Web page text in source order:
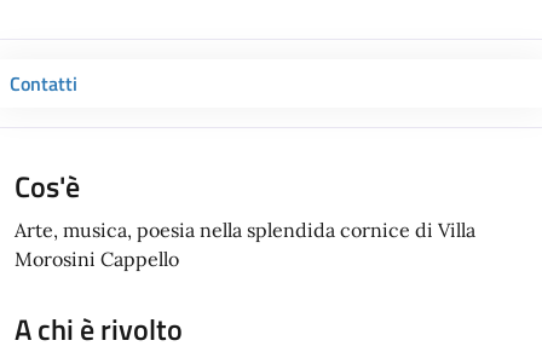
Contatti
Cos'è
Arte, musica, poesia nella splendida cornice di Villa
Morosini Cappello
A chi è rivolto